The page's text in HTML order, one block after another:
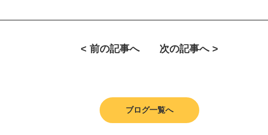
< 前の記事へ 次の記事へ >
ブログ一覧へ